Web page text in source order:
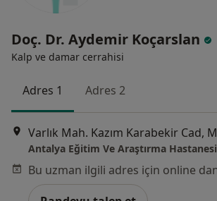
Doç. Dr. Aydemir Koçarslan
Kalp ve damar cerrahisi
Adres 1 Adres 2
Antalya Eğitim Ve Araştırma Hastanesi